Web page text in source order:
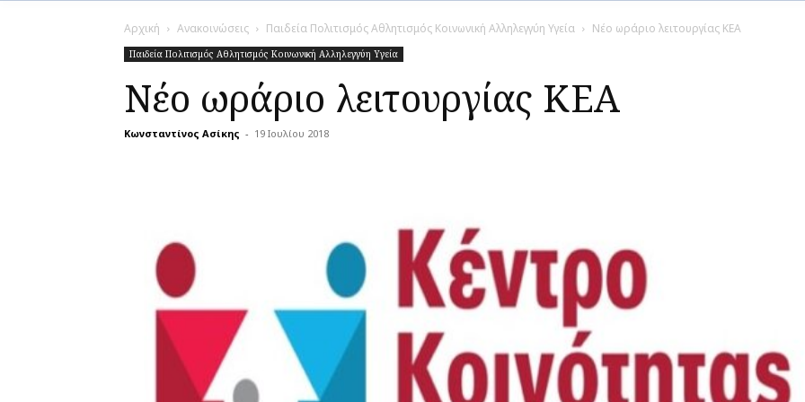
Αρχική Ανακοινώσεις Παιδεία Πολιτισμός Αθλητισμός Κοινωνική Αλληλεγγύη Υγεία Νέο ωράριο λειτουργίας ΚΕΑ
Παιδεία Πολιτισμός Αθλητισμός Κοινωνική Αλληλεγγύη Υγεία
Νέο ωράριο λειτουργίας ΚΕΑ
Κωνσταντίνος Ασίκης - 19 Ιουλίου 2018